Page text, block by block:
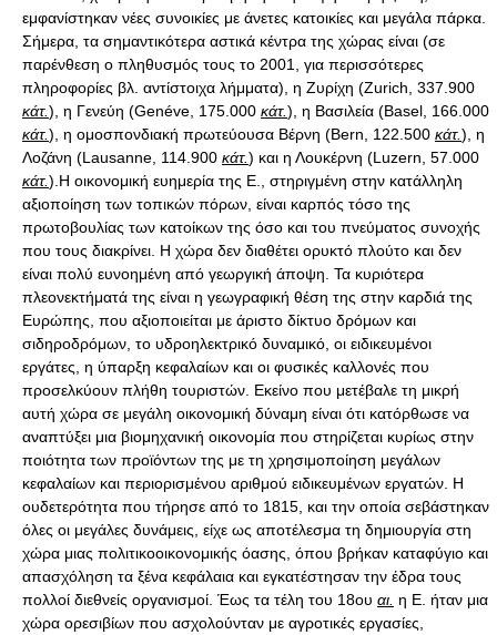
εμφανίστηκαν νέες συνοικίες με άνετες κατοικίες και μεγάλα πάρκα.
Σήμερα, τα σημαντικότερα αστικά κέντρα της χώρας είναι (σε
παρένθεση ο πληθυσμός τους το 2001, για περισσότερες
πληροφορίες βλ. αντίστοιχα λήμματα), η Ζυρίχη (Ζurich, 337.900
κάτ.), η Γενεύη (Genéve, 175.000 κάτ.), η Βασιλεία (Βasel, 166.000
κάτ.), η ομοσπονδιακή πρωτεύουσα Βέρνη (Βern, 122.500 κάτ.), η
Λοζάνη (Lausanne, 114.900 κάτ.) και η Λουκέρνη (Luzern, 57.000
κάτ.).Η οικονομική ευημερία της Ε., στηριγμένη στην κατάλληλη
αξιοποίηση των τοπικών πόρων, είναι καρπός τόσο της
πρωτοβουλίας των κατοίκων της όσο και του πνεύματος συνοχής
που τους διακρίνει. Η χώρα δεν διαθέτει ορυκτό πλούτο και δεν
είναι πολύ ευνοημένη από γεωργική άποψη. Τα κυριότερα
πλεονεκτήματά της είναι η γεωγραφική θέση της στην καρδιά της
Ευρώπης, που αξιοποιείται με άριστο δίκτυο δρόμων και
σιδηροδρόμων, το υδροηλεκτρικό δυναμικό, οι ειδικευμένοι
εργάτες, η ύπαρξη κεφαλαίων και οι φυσικές καλλονές που
προσελκύουν πλήθη τουριστών. Εκείνο που μετέβαλε τη μικρή
αυτή χώρα σε μεγάλη οικονομική δύναμη είναι ότι κατόρθωσε να
αναπτύξει μια βιομηχανική οικονομία που στηρίζεται κυρίως στην
ποιότητα των προϊόντων της με τη χρησιμοποίηση μεγάλων
κεφαλαίων και περιορισμένου αριθμού ειδικευμένων εργατών. Η
ουδετερότητα που τήρησε από το 1815, και την οποία σεβάστηκαν
όλες οι μεγάλες δυνάμεις, είχε ως αποτέλεσμα τη δημιουργία στη
χώρα μιας πολιτικοοικονομικής όασης, όπου βρήκαν καταφύγιο και
απασχόληση τα ξένα κεφάλαια και εγκατέστησαν την έδρα τους
πολλοί διεθνείς οργανισμοί. Έως τα τέλη του 18ου αι. η Ε. ήταν μια
χώρα ορεσιβίων που ασχολούνταν με αγροτικές εργασίες,